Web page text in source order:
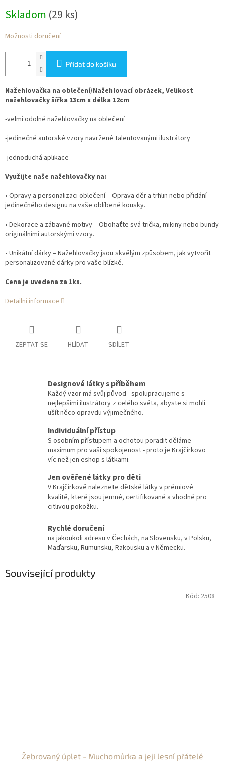
cena:
Skladom (29 ks)
Možnosti doručení
Přidat do košíku
Nažehlovačka na oblečení/Nažehlovací obrázek, Velikost
nažehlovačky šířka 13cm x délka 12cm
-velmi odolné nažehlovačky na oblečení
-jedinečné autorské vzory navržené talentovanými ilustrátory
-jednoduchá aplikace
Využijte naše nažehlovačky na:
• Opravy a personalizaci oblečení – Oprava děr a trhlin nebo přidání
jedinečného designu na vaše oblíbené kousky.
• Dekorace a zábavné motivy – Obohaťte svá trička, mikiny nebo bundy
originálními autorskými vzory.
• Unikátní dárky – Nažehlovačky jsou skvělým způsobem, jak vytvořit
personalizované dárky pro vaše blízké.
Cena je uvedena za 1ks.
Detailní informace
ZEPTAT SE HLÍDAT SDÍLET
Designové látky s příběhem
Každý vzor má svůj původ - spolupracujeme s
nejlepšími ilustrátory z celého světa, abyste si mohli
ušít něco opravdu výjimečného.
Individuální přístup
S osobním přístupem a ochotou poradit děláme
maximum pro vaši spokojenost - proto je Krajčírkovo
víc než jen eshop s látkami.
Jen ověřené látky pro děti
V Krajčírkově naleznete dětské látky v prémiové
kvalitě, které jsou jemné, certifikované a vhodné pro
citlivou pokožku.
Rychlé doručení
na jakoukoli adresu v Čechách, na Slovensku, v Polsku,
Maďarsku, Rumunsku, Rakousku a v Německu.
Související produkty
Žebrovaný úplet - Muchomůrka a její lesní přátelé
Kód: 2508